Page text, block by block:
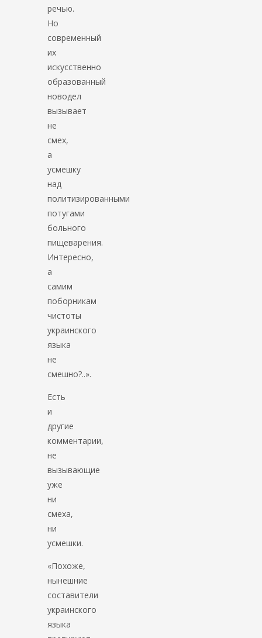
речью.
Но
современный
их
искусственно
образованный
новодел
вызывает
не
смех,
а
усмешку
над
политизированными
потугами
больного
пищеварения.
Интересно,
а
самим
поборникам
чистоты
украинского
языка
не
смешно?..».
Есть
и
другие
комментарии,
не
вызывающие
уже
ни
смеха,
ни
усмешки.
«Похоже,
нынешние
составители
украинского
языка